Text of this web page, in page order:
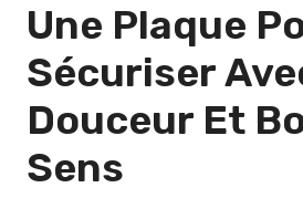
Une Plaque
Sécuriser
Douceur Et
Sens